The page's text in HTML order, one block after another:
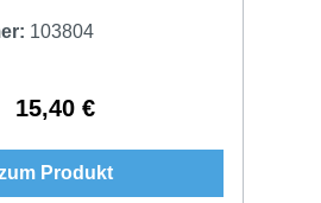
103804
Regulärer Preis:
15,40 €
Produkt